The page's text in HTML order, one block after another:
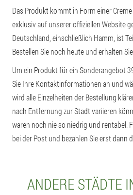
Das Produkt kommt in Form einer
exklusiv auf unserer offiziellen Website
Deutschland, einschließlich Hamm, ist
Bestellen Sie noch heute und erhalten
Um ein Produkt für ein Sonderangebot
Sie Ihre Kontaktinformationen an und
wird alle Einzelheiten der Bestellung
nach Entfernung zur Stadt variieren
waren noch nie so niedrig und rentabel.
bei der Post und bezahlen Sie erst dann
ANDERE STÄDTE